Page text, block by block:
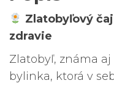
Zlatobyľový
zdravie
Zlatobyľ, známa aj
bylinka, ktorá v